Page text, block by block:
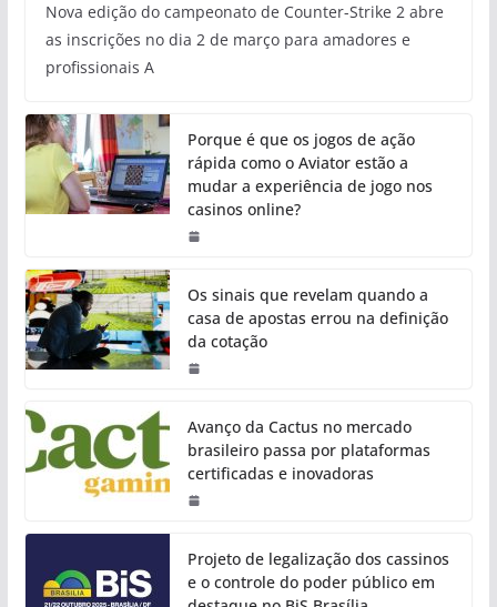
Nova edição do campeonato de Counter-Strike 2 abre
as inscrições no dia 2 de março para amadores e
profissionais A
Porque é que os jogos de ação
rápida como o Aviator estão a
mudar a experiência de jogo nos
casinos online?
Os sinais que revelam quando a
casa de apostas errou na definição
da cotação
Avanço da Cactus no mercado
brasileiro passa por plataformas
certificadas e inovadoras
Projeto de legalização dos cassinos
e o controle do poder público em